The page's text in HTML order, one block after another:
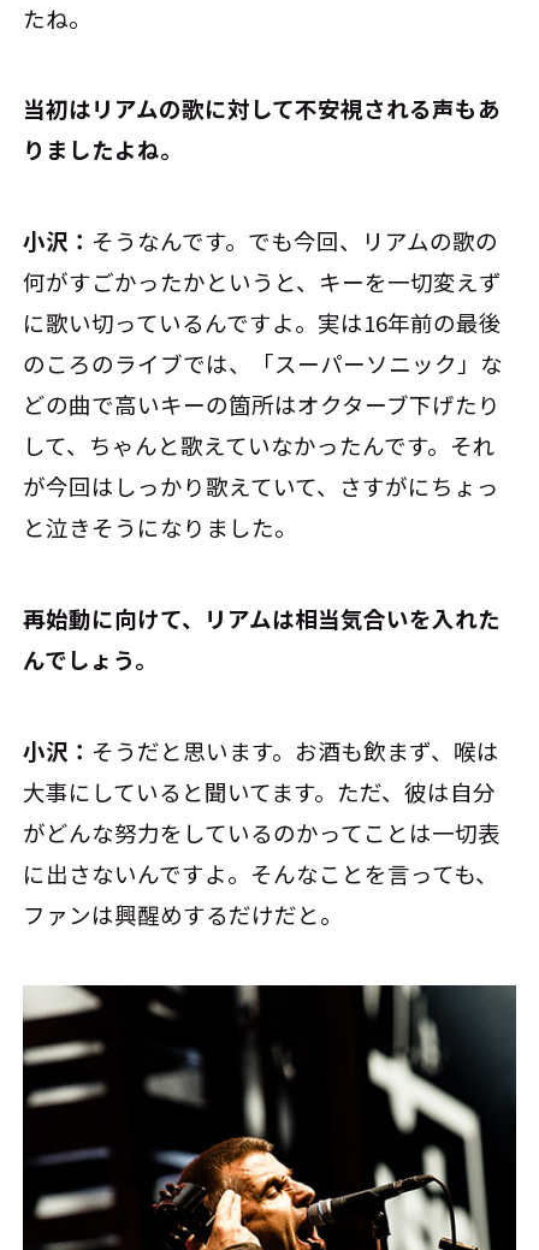
たね。
――当初はリアムの歌に対して不安視される声もあ
りましたよね。
小沢： そうなんです。でも今回、リアムの歌の
何がすごかったかというと、キーを一切変えず
に歌い切っているんですよ。実は16年前の最後
のころのライブでは、「スーパーソニック」な
どの曲で高いキーの箇所はオクターブ下げたり
して、ちゃんと歌えていなかったんです。それ
が今回はしっかり歌えていて、さすがにちょっ
と泣きそうになりました。
――再始動に向けて、リアムは相当気合いを入れた
んでしょう。
小沢： そうだと思います。お酒も飲まず、喉は
大事にしていると聞いてます。ただ、彼は自分
がどんな努力をしているのかってことは一切表
に出さないんですよ。そんなことを言っても、
ファンは興醒めするだけだと。